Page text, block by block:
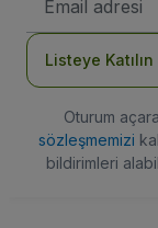
posta
Listeye Katılın
Oturum
sözleşmemizi
bildirimleri